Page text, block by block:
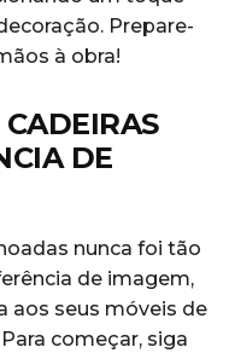
Prepare-
à obra!
DE⁤
nunca foi tão
de ⁢imagem,‌
⁤aos seus móveis de
começar, siga